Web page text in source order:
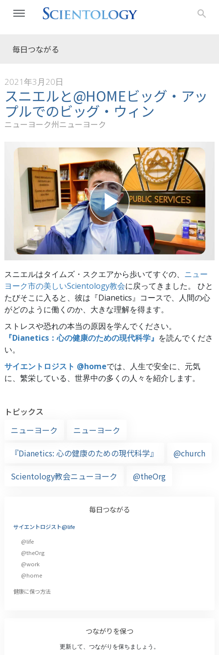
毎日つながる
2021年3月20日
スニエルと@HOMEビッグ・アッ
プルでのビッグ・ウィン
ニューヨーク州ニューヨーク
スニエルはタイムズ・スクエアから歩いてすぐの、 ニュー
ヨーク市の美しいScientology教会に戻ってきました。 ひと
たびそこに入ると、彼は『Dianetics』コースで、人間の心
がどのように働くのか、大きな理解を得ます。
ストレスや恐れの本当の原因を学んでください。
『Dianetics：心の健康のための現代科学』 を読んでくださ
い。
サイエントロジスト @homeでは、人生で安全に、元気
に、繁栄している、世界中の多くの人々を紹介します。
トピックス
ニューヨーク
ニューヨーク
『Dianetics: 心の健康のための現代科学』
@church
Scientology教会ニューヨーク
@theOrg
毎日つながる
サイエントロジスト@life
@life
@theOrg
@work
@home
健康に保つ方法
つながりを保つ
更新して、つながりを保ちましょう。